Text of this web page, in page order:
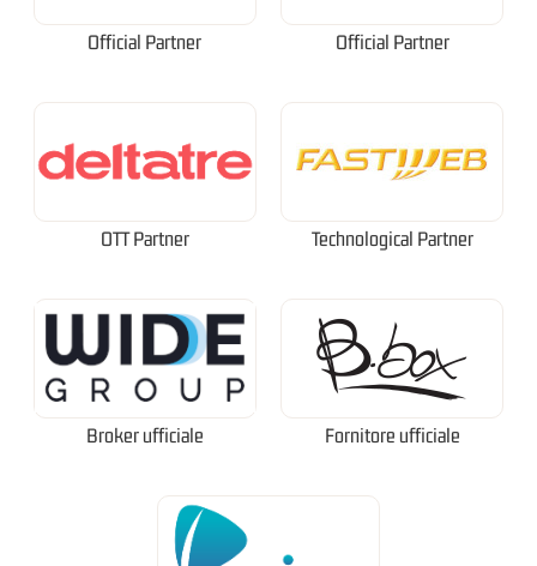
Official Partner Official Partner
OTT Partner Technological Partner
Broker ufficiale Fornitore ufficiale